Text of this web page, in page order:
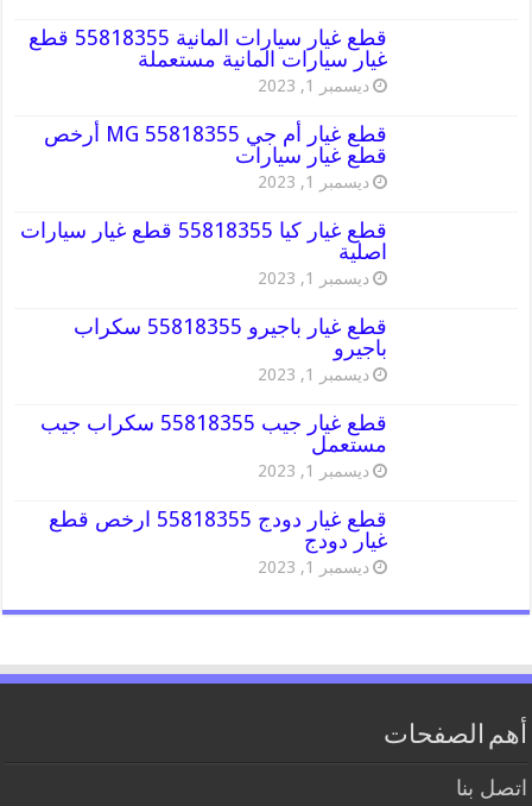
قطع غيار سيارات المانية 55818355 قطع
غيار سيارات المانية مستعملة
ديسمبر 1, 2023
قطع غيار أم جي MG 55818355 أرخص
قطع غيار سيارات
ديسمبر 1, 2023
قطع غيار كيا 55818355 قطع غيار سيارات
اصلية
ديسمبر 1, 2023
قطع غيار باجيرو 55818355 سكراب
باجيرو
ديسمبر 1, 2023
قطع غيار جيب 55818355 سكراب جيب
مستعمل
ديسمبر 1, 2023
قطع غيار دودج 55818355 ارخص قطع
غيار دودج
ديسمبر 1, 2023
أهم الصفحات
اتصل بنا